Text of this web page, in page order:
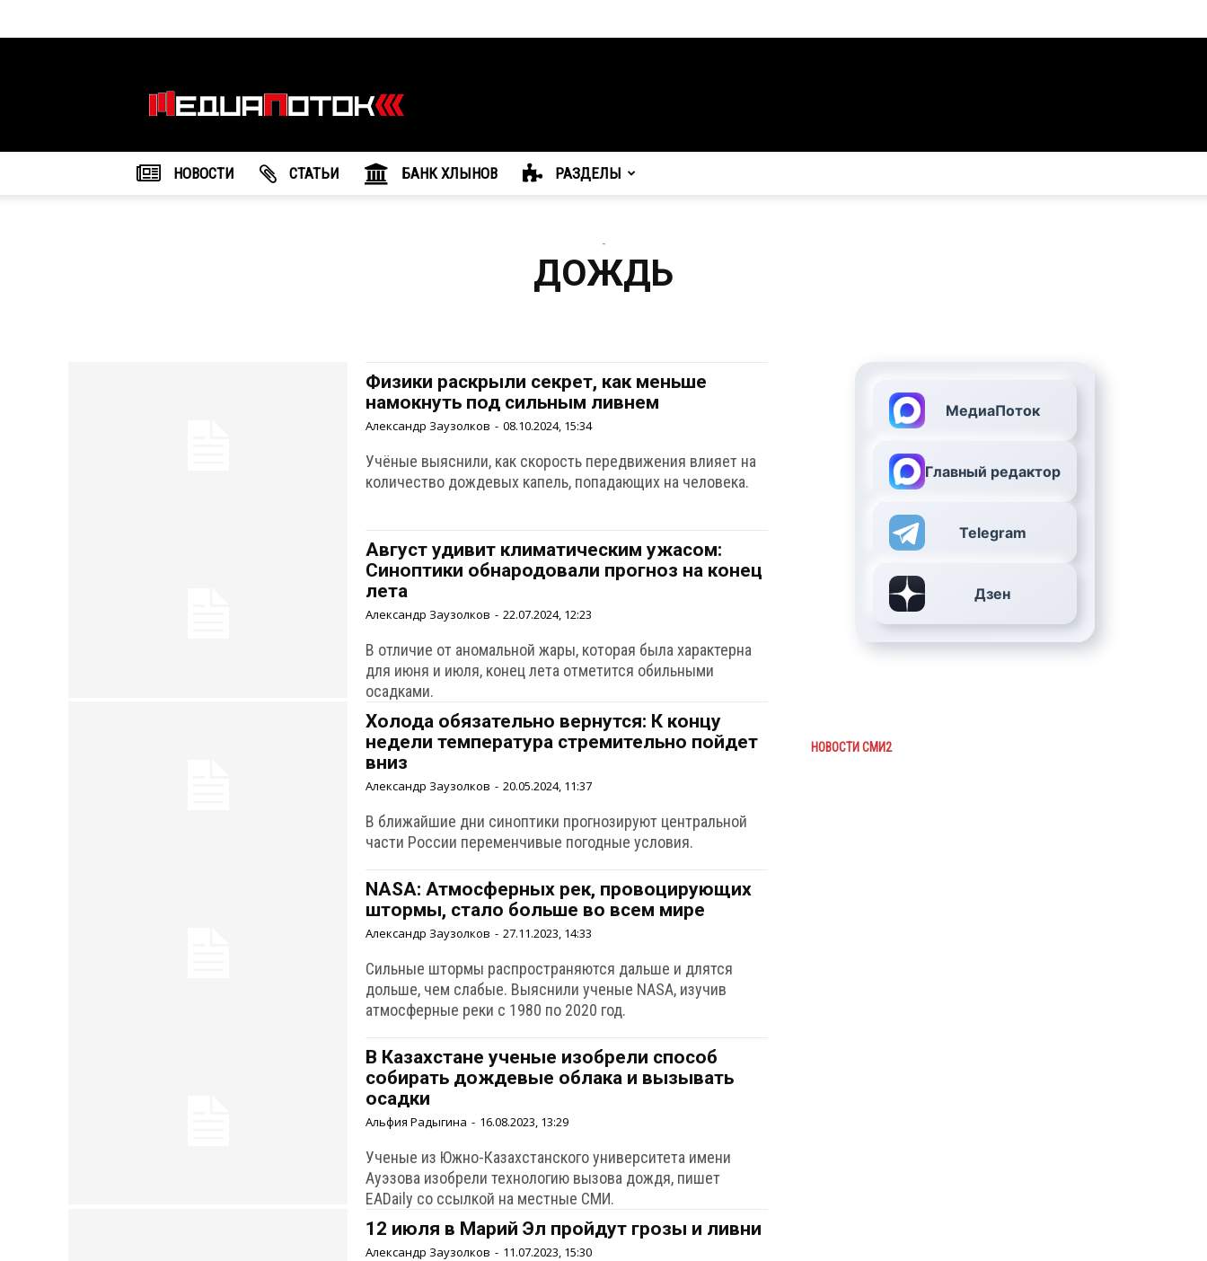
агентство
"МедиаПоток"
НОВОСТИ CТАТЬИ БАНК ХЛЫНОВ РАЗДЕЛЫ
-
ДОЖДЬ
Физики раскрыли секрет, как меньше
намокнуть под сильным ливнем
Александр Заузолков - 08.10.2024, 15:34
Учёные выяснили, как скорость передвижения влияет на
количество дождевых капель, попадающих на человека.
Август удивит климатическим ужасом:
Синоптики обнародовали прогноз на конец
лета
Александр Заузолков - 22.07.2024, 12:23
В отличие от аномальной жары, которая была характерна
для июня и июля, конец лета отметится обильными
осадками.
Холода обязательно вернутся: К концу
недели температура стремительно пойдет
вниз
Александр Заузолков - 20.05.2024, 11:37
В ближайшие дни синоптики прогнозируют центральной
части России переменчивые погодные условия.
NASA: Атмосферных рек, провоцирующих
штормы, стало больше во всем мире
Александр Заузолков - 27.11.2023, 14:33
Сильные штормы распространяются дальше и длятся
дольше, чем слабые. Выяснили ученые NASA, изучив
атмосферные реки с 1980 по 2020 год.
В Казахстане ученые изобрели способ
собирать дождевые облака и вызывать
осадки
Альфия Радыгина - 16.08.2023, 13:29
Ученые из Южно-Казахстанского университета имени
Ауэзова изобрели технологию вызова дождя, пишет
EADaily со ссылкой на местные СМИ.
12 июля в Марий Эл пройдут грозы и ливни
Александр Заузолков - 11.07.2023, 15:30
МедиаПоток
Главный редактор
Telegram
Дзен
НОВОСТИ СМИ2